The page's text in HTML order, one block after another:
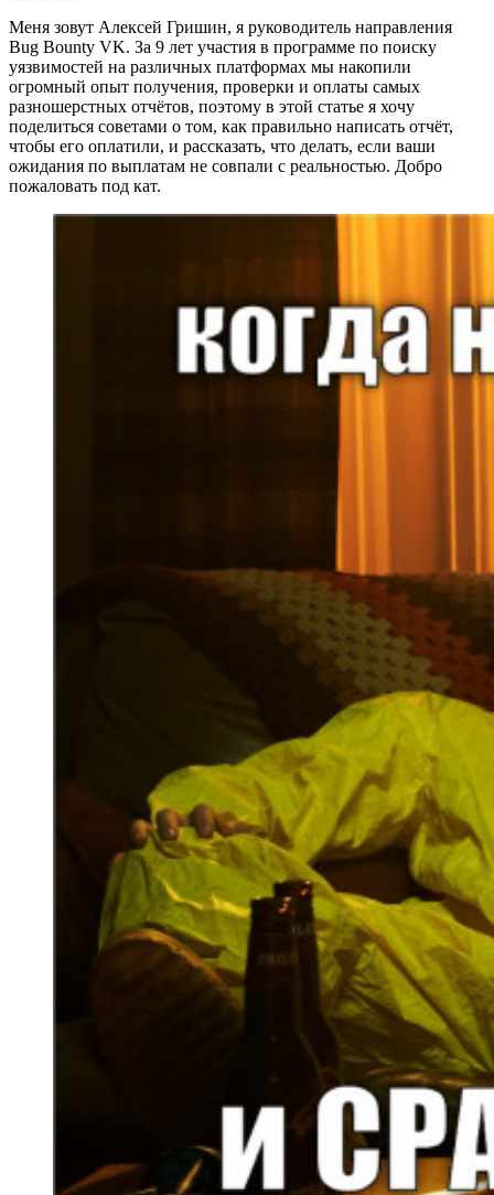
Меня зовут Алексей Гришин, я руководитель направления
Bug Bounty VK. За 9 лет участия в программе по поиску
уязвимостей на различных платформах мы накопили
огромный опыт получения, проверки и оплаты самых
разношерстных отчётов, поэтому в этой статье я хочу
поделиться советами о том, как правильно написать отчёт,
чтобы его оплатили, и рассказать, что делать, если ваши
ожидания по выплатам не совпали с реальностью. Добро
пожаловать под кат.